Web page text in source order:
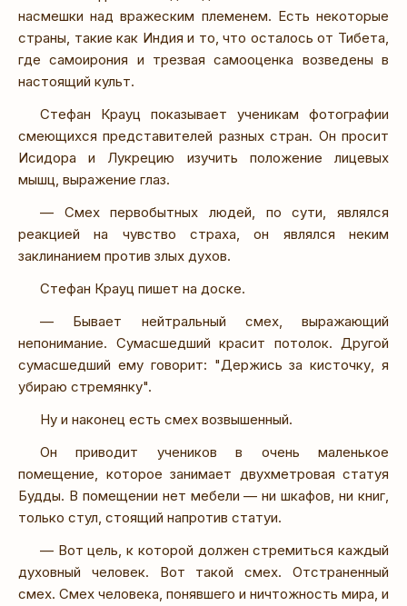
насмешки над вражеским племенем. Есть некоторые
страны, такие как Индия и то, что осталось от Тибета,
где самоирония и трезвая самооценка возведены в
настоящий культ.
Стефан Крауц показывает ученикам фотографии
смеющихся представителей разных стран. Он просит
Исидора и Лукрецию изучить положение лицевых
мышц, выражение глаз.
— Смех первобытных людей, по сути, являлся
реакцией на чувство страха, он являлся неким
заклинанием против злых духов.
Стефан Крауц пишет на доске.
— Бывает нейтральный смех, выражающий
непонимание. Сумасшедший красит потолок. Другой
сумасшедший ему говорит: "Держись за кисточку, я
убираю стремянку".
Ну и наконец есть смех возвышенный.
Он приводит учеников в очень маленькое
помещение, которое занимает двухметровая статуя
Будды. В помещении нет мебели — ни шкафов, ни книг,
только стул, стоящий напротив статуи.
— Вот цель, к которой должен стремиться каждый
духовный человек. Вот такой смех. Отстраненный
смех. Смех человека, понявшего и ничтожность мира, и